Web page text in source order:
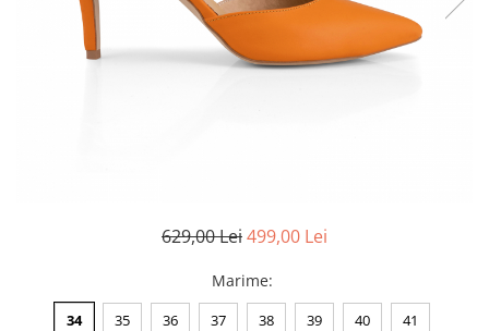
629,00 Lei499,00 Lei
Marime:
34 35 36 37 38 39 40 41